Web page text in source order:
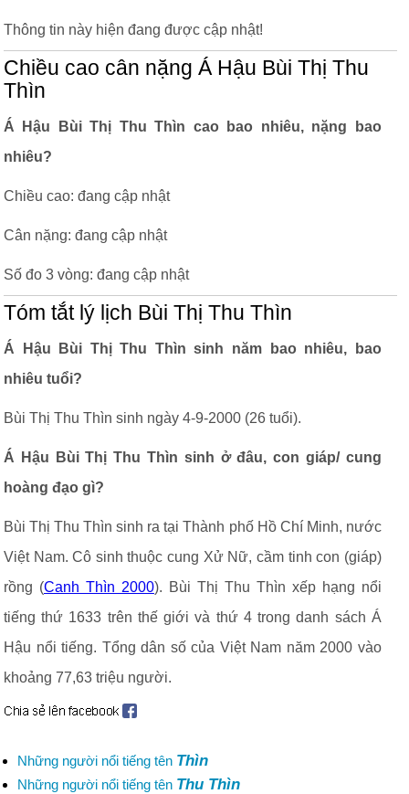
Thông tin này hiện đang được cập nhật!
Chiều cao cân nặng Á Hậu Bùi Thị Thu
Thìn
Á Hậu Bùi Thị Thu Thìn cao bao nhiêu, nặng bao
nhiêu?
Chiều cao: đang cập nhật
Cân nặng: đang cập nhật
Số đo 3 vòng: đang cập nhật
Tóm tắt lý lịch Bùi Thị Thu Thìn
Á Hậu Bùi Thị Thu Thìn sinh năm bao nhiêu, bao
nhiêu tuổi?
Bùi Thị Thu Thìn sinh ngày 4-9-2000 (26 tuổi).
Á Hậu Bùi Thị Thu Thìn sinh ở đâu, con giáp/ cung
hoàng đạo gì?
Bùi Thị Thu Thìn sinh ra tại Thành phố Hồ Chí Minh, nước
Việt Nam. Cô sinh thuộc cung Xử Nữ, cầm tinh con (giáp)
rồng (Canh Thìn 2000). Bùi Thị Thu Thìn xếp hạng nổi
tiếng thứ 1633 trên thế giới và thứ 4 trong danh sách Á
Hậu nổi tiếng. Tổng dân số của Việt Nam năm 2000 vào
khoảng 77,63 triệu người.
Những người nổi tiếng tên Thìn
Những người nổi tiếng tên Thu Thìn